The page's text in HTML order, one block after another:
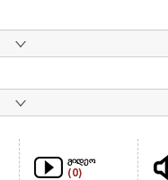
ვიდეო
(0)